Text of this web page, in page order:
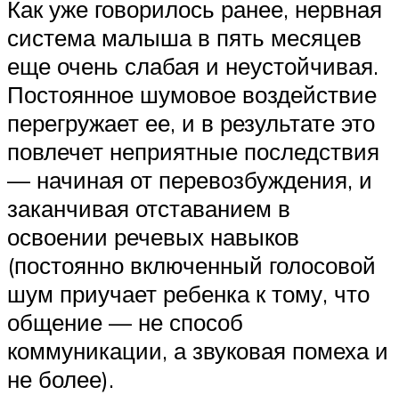
Как уже говорилось ранее, нервная
система малыша в пять месяцев
еще очень слабая и неустойчивая.
Постоянное шумовое воздействие
перегружает ее, и в результате это
повлечет неприятные последствия
— начиная от перевозбуждения, и
заканчивая отставанием в
освоении речевых навыков
(постоянно включенный голосовой
шум приучает ребенка к тому, что
общение — не способ
коммуникации, а звуковая помеха и
не более).